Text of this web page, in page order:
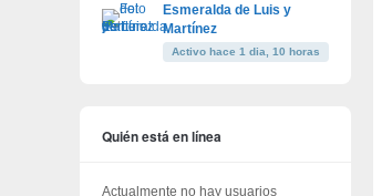
Esmeralda de Luis y
Martínez
Activo hace 1 dia, 10 horas
Quién está en línea
Actualmente no hay usuarios